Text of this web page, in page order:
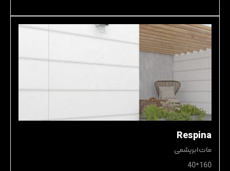
Respina
مات ابریشمی
160*40